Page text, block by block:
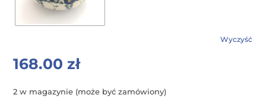
Wyczyść
168.00zł
2 w magazynie (może być zamówiony)